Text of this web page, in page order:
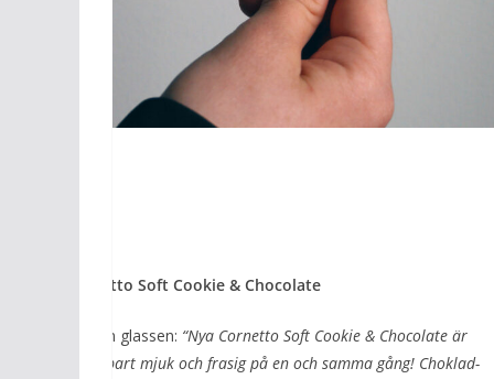
Cornetto Soft Cookie & Chocolate
GB om glassen: “​​Nya Cornetto Soft Cookie & Chocolate är
underbart mjuk och frasig på en och samma gång! Choklad-